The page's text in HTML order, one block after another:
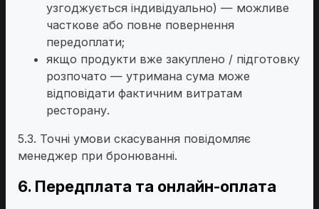
узгоджується індивідуально) — можливе
часткове або повне повернення
передоплати;
якщо продукти вже закуплено / підготовку
розпочато — утримана сума може
відповідати фактичним витратам
ресторану.
5.3. Точні умови скасування повідомляє
менеджер при бронюванні.
6. Передплата та онлайн-оплата